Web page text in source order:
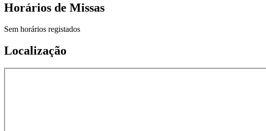
Horários de Missas
Sem horários registados
Localização